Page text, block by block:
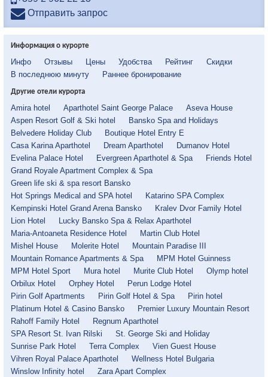
Отправить запрос
Информация о курорте
Инфо Отзывы Цены Удобства Рейтинг
Скидки
В последнюю минуту
Раннее бронирование
Другие отели курорта
Amira hotel Aparthotel Saint George Palace
Aseva House
Aspen Resort Golf & Ski hotel
Bansko Spa and Holidays
Belvedere Holiday Club
Boutique Hotel Entry E
Casa Karina Aparthotel
Dream Aparthotel
Dumanov Hotel
Evelina Palace Hotel
Evergreen Aparthotel & Spa
Friends Hotel
Grand Royale Apartment Complex & Spa
Green life ski & spa resort Bansko
Hot Springs Medical and SPA hotel
Katarino SPA Complex
Kempinski Hotel Grand Arena Bansko
Kralev Dvor Family Hotel
Lion Hotel
Lucky Bansko Spa & Relax Aparthotel
Maria-Antoaneta Residence Hotel
Martin Club Hotel
Mishel House
Molerite Hotel
Mountain Paradise III
Mountain Romance Apartments & Spa
MPM Hotel Guinness
MPM Hotel Sport
Mura hotel Murite Club Hotel
Olymp hotel
Orbilux Hotel
Orphey Hotel
Perun Lodge Hotel
Pirin Golf Apartments
Pirin Golf Hotel & Spa
Pirin hotel
Platinum Hotel & Casino Bansko
Premier Luxury Mountain Resort
Rahoff Family Hotel
Regnum Aparthotel
SPA Resort St. Ivan Rilski
St. George Ski and Holiday
Sunrise Park Hotel
Terra Complex
Vien Guest House
Vihren Royal Palace Aparthotel
Wellness Hotel Bulgaria
Winslow Infinity hotel
Zara Apart Complex